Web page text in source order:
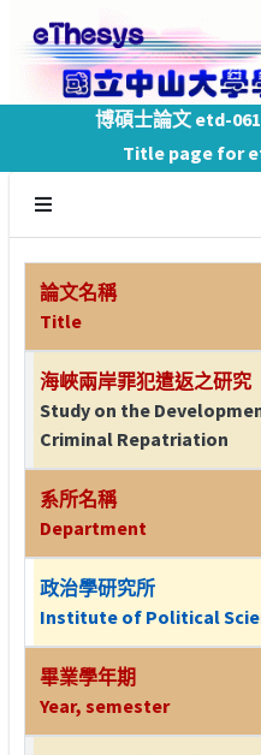
博碩士論文 etd-
Title page for
論文名稱
Title
海峽兩岸罪犯遣返之研究
Study on the
Criminal Repatriation
系所名稱
Department
政治學研究所
Institute of Political
畢業學年期
Year, semester